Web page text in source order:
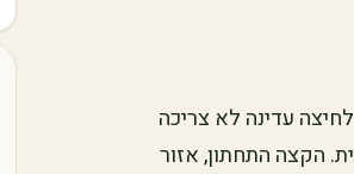
עדינה לא צריכה
הקצה התחתון, אזור